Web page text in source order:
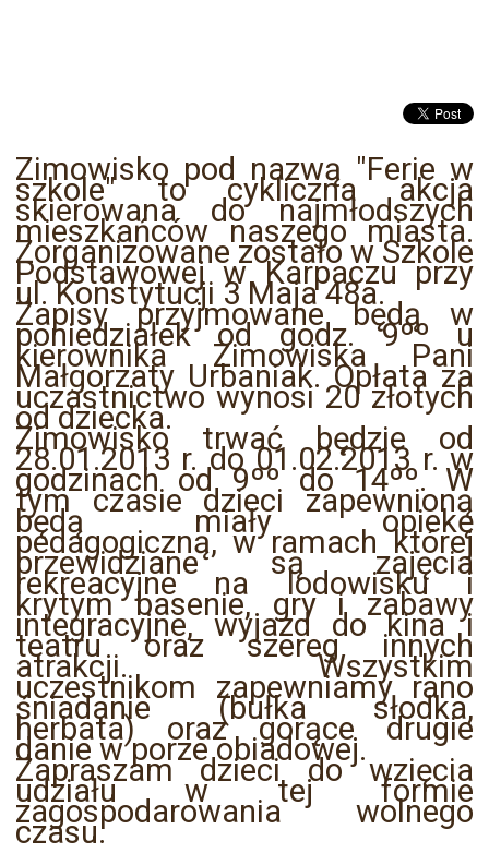
Zimowisko pod nazwą "Ferie w
szkole" to cykliczna akcja
skierowana do najmłodszych
mieszkańców naszego miasta.
Zorganizowane zostało w Szkole
Podstawowej w Karpaczu przy
ul. Konstytucji 3 Maja 48a.
Zapisy przyjmowane będą w
poniedziałek od godz. 9ºº u
kierownika Zimowiska Pani
Małgorzaty Urbaniak. Opłata za
uczastnictwo wynosi 20 złotych
od dziecka.
Zimowisko trwać będzie od
28.01.2013 r. do 01.02.2013 r. w
godzinach od 9ºº do 14ºº. W
tym czasie dzieci zapewnioną
będą miały opiekę
pedagogiczną, w ramach której
przewidziane są zajęcia
rekreacyjne na lodowisku i
krytym basenie, gry i zabawy
integracyjne, wyjazd do kina i
teatru oraz szereg innych
atrakcji. Wszystkim
uczestnikom zapewniamy rano
śniadanie (bułka słodka,
herbata) oraz gorące drugie
danie w porze obiadowej.
Zapraszam dzieci do wzięcia
udziału w tej formie
zagospodarowania wolnego
czasu.